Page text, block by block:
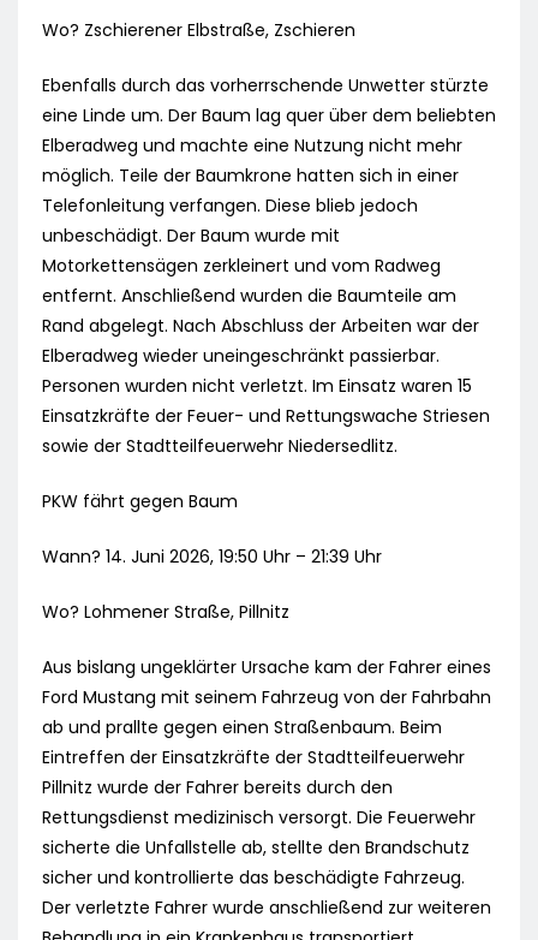
Wo? Zschierener Elbstraße, Zschieren
Ebenfalls durch das vorherrschende Unwetter stürzte
eine Linde um. Der Baum lag quer über dem beliebten
Elberadweg und machte eine Nutzung nicht mehr
möglich. Teile der Baumkrone hatten sich in einer
Telefonleitung verfangen. Diese blieb jedoch
unbeschädigt. Der Baum wurde mit
Motorkettensägen zerkleinert und vom Radweg
entfernt. Anschließend wurden die Baumteile am
Rand abgelegt. Nach Abschluss der Arbeiten war der
Elberadweg wieder uneingeschränkt passierbar.
Personen wurden nicht verletzt. Im Einsatz waren 15
Einsatzkräfte der Feuer- und Rettungswache Striesen
sowie der Stadtteilfeuerwehr Niedersedlitz.
PKW fährt gegen Baum
Wann? 14. Juni 2026, 19:50 Uhr – 21:39 Uhr
Wo? Lohmener Straße, Pillnitz
Aus bislang ungeklärter Ursache kam der Fahrer eines
Ford Mustang mit seinem Fahrzeug von der Fahrbahn
ab und prallte gegen einen Straßenbaum. Beim
Eintreffen der Einsatzkräfte der Stadtteilfeuerwehr
Pillnitz wurde der Fahrer bereits durch den
Rettungsdienst medizinisch versorgt. Die Feuerwehr
sicherte die Unfallstelle ab, stellte den Brandschutz
sicher und kontrollierte das beschädigte Fahrzeug.
Der verletzte Fahrer wurde anschließend zur weiteren